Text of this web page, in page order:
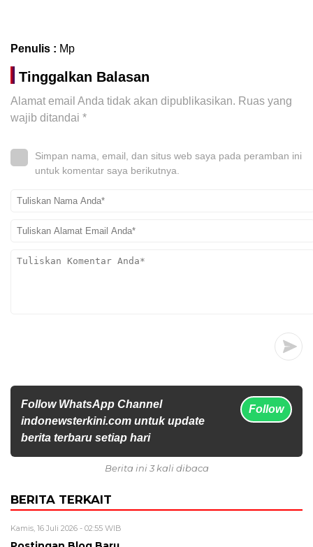
Penulis : Mp
Tinggalkan Balasan
Alamat email Anda tidak akan dipublikasikan. Ruas yang
wajib ditandai *
Simpan nama, email, dan situs web saya pada peramban ini
untuk komentar saya berikutnya.
Follow WhatsApp Channel
indonewsterkini.com untuk update
berita terbaru setiap hari
Follow
Berita ini 3 kali dibaca
BERITA TERKAIT
Kamis, 16 Juli 2026 - 02:55 WIB